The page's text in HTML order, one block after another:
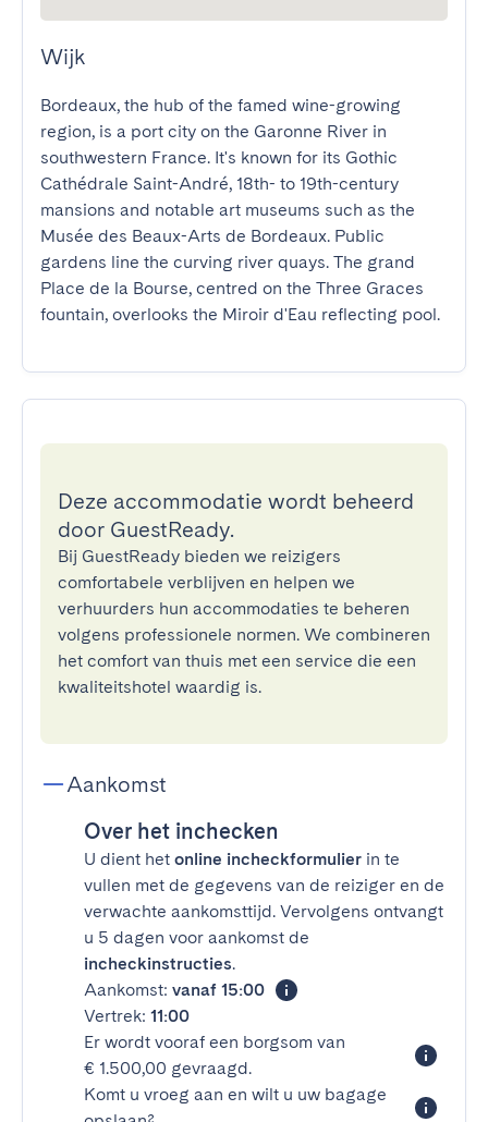
Wijk
Bordeaux, the hub of the famed wine-growing
region, is a port city on the Garonne River in
southwestern France. It's known for its Gothic
Cathédrale Saint-André, 18th- to 19th-century
mansions and notable art museums such as the
Musée des Beaux-Arts de Bordeaux. Public
gardens line the curving river quays. The grand
Place de la Bourse, centred on the Three Graces
fountain, overlooks the Miroir d'Eau reflecting pool.
Deze accommodatie wordt beheerd
door GuestReady.
Bij GuestReady bieden we reizigers
comfortabele verblijven en helpen we
verhuurders hun accommodaties te beheren
volgens professionele normen. We combineren
het comfort van thuis met een service die een
kwaliteitshotel waardig is.
Aankomst
Over het inchecken
U dient het online incheckformulier in te
vullen met de gegevens van de reiziger en de
verwachte aankomsttijd. Vervolgens ontvangt
u 5 dagen voor aankomst de
incheckinstructies.
Aankomst: vanaf 15:00
Vertrek: 11:00
Er wordt vooraf een borgsom van
€ 1.500,00 gevraagd.
Komt u vroeg aan en wilt u uw bagage